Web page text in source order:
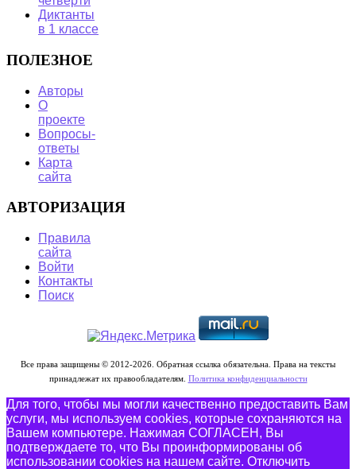
Диктанты
в 1 классе
ПОЛЕЗНОЕ
Авторы
О
проекте
Вопросы-
ответы
Карта
сайта
АВТОРИЗАЦИЯ
Правила
сайта
Войти
Контакты
Поиск
Все права защищены © 2012-2026. Обратная ссылка обязательна. Права на тексты
принадлежат их правообладателям. Политика конфиденциальности
Для того, чтобы мы могли качественно предоставить Вам
услуги, мы используем cookies, которые сохраняются на
Вашем компьютере. Нажимая СОГЛАСЕН, Вы
подтверждаете то, что Вы проинформированы об
использовании cookies на нашем сайте. Отключить